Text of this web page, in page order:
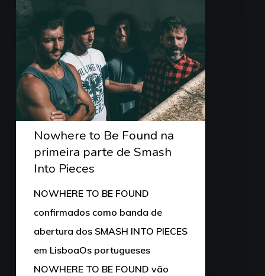
Nowhere to Be Found na
primeira parte de Smash
Into Pieces
NOWHERE TO BE FOUND
confirmados como banda de
abertura dos SMASH INTO PIECES
em LisboaOs portugueses
NOWHERE TO BE FOUND vão